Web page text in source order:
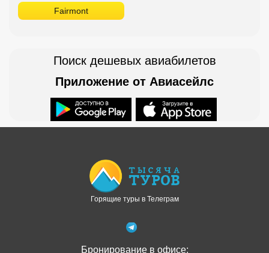
Fairmont
Поиск дешевых авиабилетов
Приложение от Авиасейлс
Горящие туры в Телеграм
Бронирование в офисе: